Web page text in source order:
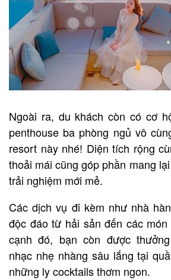
Ngoài ra, du khách còn có cơ
penthouse ba phòng ngủ vô
resort này nhé! Diện tích rộng
thoải mái cũng góp phần mang
trải nghiệm mới mẻ.
Các dịch vụ đi kèm như nhà
độc đáo từ hải sản đến các
cạnh đó, bạn còn được
nhạc nhẹ nhàng sâu lắng tại
những ly cocktails thơm ngon.